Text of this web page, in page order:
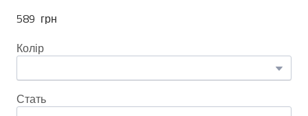
589  грн
Колір
Стать